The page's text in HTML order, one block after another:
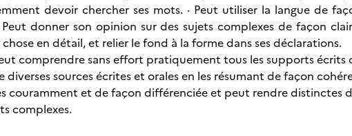
devoir chercher ses mots. · Peut utiliser la langue de
Peut donner son opinion sur des sujets complexes de façon
en détail, et relier le fond à la forme dans ses déclarations.
comprendre sans effort pratiquement tous les supports écrits
sources écrites et orales en les résumant de façon
couramment et de façon différenciée et peut rendre distinctes
complexes.